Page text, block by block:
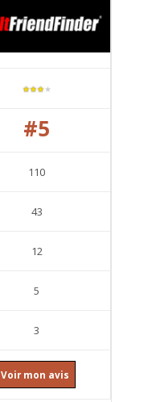
★★★★
#5
110
43
12
5
3
Voir mon avis